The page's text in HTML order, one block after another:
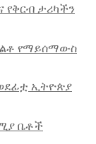
ታሪካችን
የማይሰማውስ
ኢትዮጵያ
ቤቶች